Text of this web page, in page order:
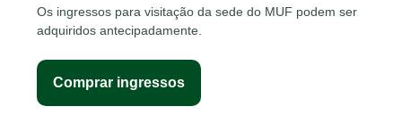
Os ingressos para visitação da sede do MUF podem ser
adquiridos antecipadamente.
Comprar ingressos